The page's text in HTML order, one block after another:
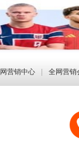
营销中心 全网营销